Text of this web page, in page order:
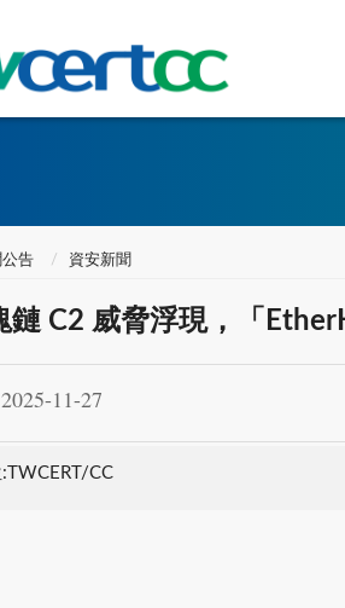
公告 資安新聞
鏈 C2 威脅浮現，「
2025-11-27
CC